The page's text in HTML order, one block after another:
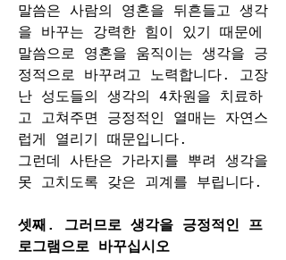
말씀은 사람의 영혼을 뒤흔들고 생각
을 바꾸는 강력한 힘이 있기 때문에
말씀으로 영혼을 움직이는 생각을 긍
정적으로 바꾸려고 노력합니다. 고장
난 성도들의 생각의 4차원을 치료하
고 고쳐주면 긍정적인 열매는 자연스
럽게 열리기 때문입니다.
그런데 사탄은 가라지를 뿌려 생각을
못 고치도록 갖은 괴계를 부립니다.
셋째. 그러므로 생각을 긍정적인 프
로그램으로 바꾸십시오